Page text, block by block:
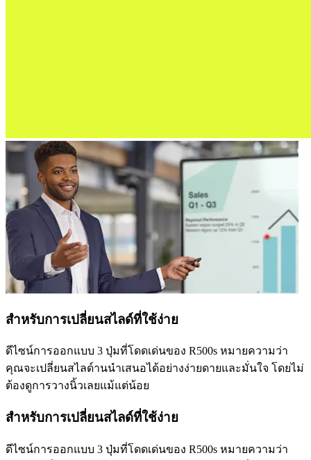
สำหรับการเปลี่ยนสไลด์ที่ใช้ง่าย
ดีไซน์การออกแบบ 3 ปุ่มที่โดดเด่นของ R500s หมายความว่า
คุณจะเปลี่ยนสไลด์านนำเสนอได้อย่างง่ายดายและมั่นใจ โดยไม่
ต้องดูการวางนิ้วเลยแม้แต่น้อย
สำหรับการเปลี่ยนสไลด์ที่ใช้ง่าย
ดีไซน์การออกแบบ 3 ปุ่มที่โดดเด่นของ R500s หมายความว่า